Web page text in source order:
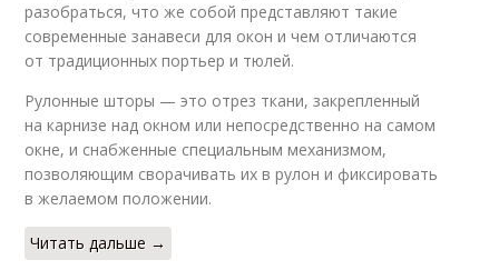
разобраться, что же собой представляют такие
современные занавеси для окон и чем отличаются
от традиционных портьер и тюлей.
Рулонные шторы — это отрез ткани, закрепленный
на карнизе над окном или непосредственно на самом
окне, и снабженные специальным механизмом,
позволяющим сворачивать их в рулон и фиксировать
в желаемом положении.
Читать дальше →